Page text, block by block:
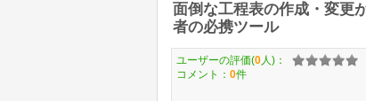
面倒な工程表の作成・変更
者の必携ツール
ユーザーの評価(0 人)：
コメント： 0件